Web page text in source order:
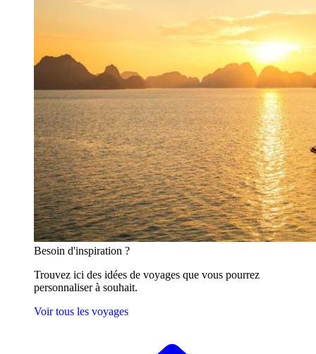
Besoin d'inspiration ?
Trouvez ici des idées de voyages que vous pourrez
personnaliser à souhait.
Voir tous les voyages